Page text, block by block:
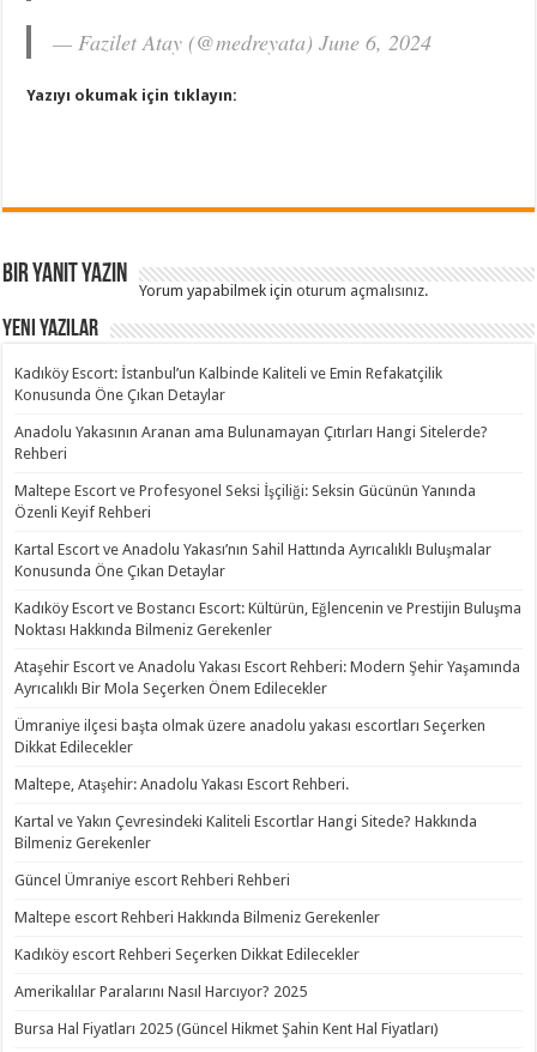
— Fazilet Atay (@medreyata) June 6, 2024
Yazıyı okumak için tıklayın:
Bir yanıt yazın
Yorum yapabilmek içinoturum açmalısınız.
Yeni Yazılar
Kadıköy Escort: İstanbul’un Kalbinde Kaliteli ve Emin Refakatçilik
Konusunda Öne Çıkan Detaylar
Anadolu Yakasının Aranan ama Bulunamayan Çıtırları Hangi Sitelerde?
Rehberi
Maltepe Escort ve Profesyonel Seksi İşçiliği: Seksin Gücünün Yanında
Özenli Keyif Rehberi
Kartal Escort ve Anadolu Yakası’nın Sahil Hattında Ayrıcalıklı Buluşmalar
Konusunda Öne Çıkan Detaylar
Kadıköy Escort ve Bostancı Escort: Kültürün, Eğlencenin ve Prestijin Buluşma
Noktası Hakkında Bilmeniz Gerekenler
Ataşehir Escort ve Anadolu Yakası Escort Rehberi: Modern Şehir Yaşamında
Ayrıcalıklı Bir Mola Seçerken Önem Edilecekler
Ümraniye ilçesi başta olmak üzere anadolu yakası escortları Seçerken
Dikkat Edilecekler
Maltepe, Ataşehir: Anadolu Yakası Escort Rehberi.
Kartal ve Yakın Çevresindeki Kaliteli Escortlar Hangi Sitede? Hakkında
Bilmeniz Gerekenler
Güncel Ümraniye escort Rehberi Rehberi
Maltepe escort Rehberi Hakkında Bilmeniz Gerekenler
Kadıköy escort Rehberi Seçerken Dikkat Edilecekler
Amerikalılar Paralarını Nasıl Harcıyor? 2025
Bursa Hal Fiyatları 2025 (Güncel Hikmet Şahin Kent Hal Fiyatları)